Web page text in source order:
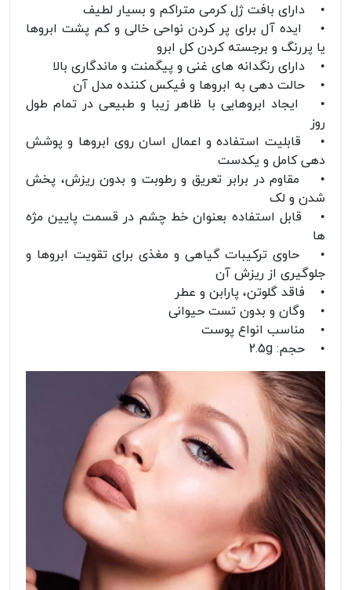
• دارای بافت ژل کرمی متراکم و بسیار لطیف
• ایده آل برای پر کردن نواحی خالی و کم پشت ابروها
یا پررنگ و برجسته کردن کل ابرو
• دارای رنگدانه های غنی و پیگمنت و ماندگاری بالا
• حالت دهی به ابروها و فیکس کننده مدل آن
• ایجاد ابروهایی با ظاهر زیبا و طبیعی در تمام طول
روز
• قابلیت استفاده و اعمال اسان روی ابروها و پوشش
دهی کامل و یکدست
• مقاوم در برابر تعریق و رطوبت و بدون ریزش، پخش
شدن و لک
• قابل استفاده بعنوان خط چشم در قسمت پایین مژه
ها
• حاوی ترکیبات گیاهی و مغذی برای تقویت ابروها و
جلوگیری از ریزش آن
• فاقد گلوتن، پارابن و عطر
• وگان و بدون تست حیوانی
• مناسب انواع پوست
• حجم: 2.5g